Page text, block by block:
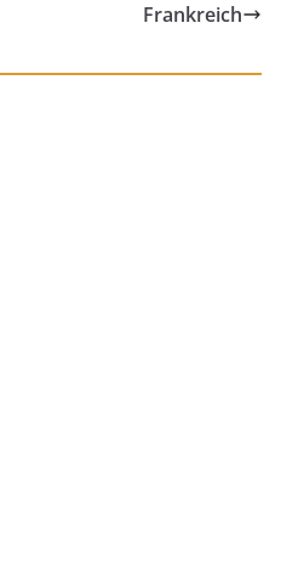
Frankreich